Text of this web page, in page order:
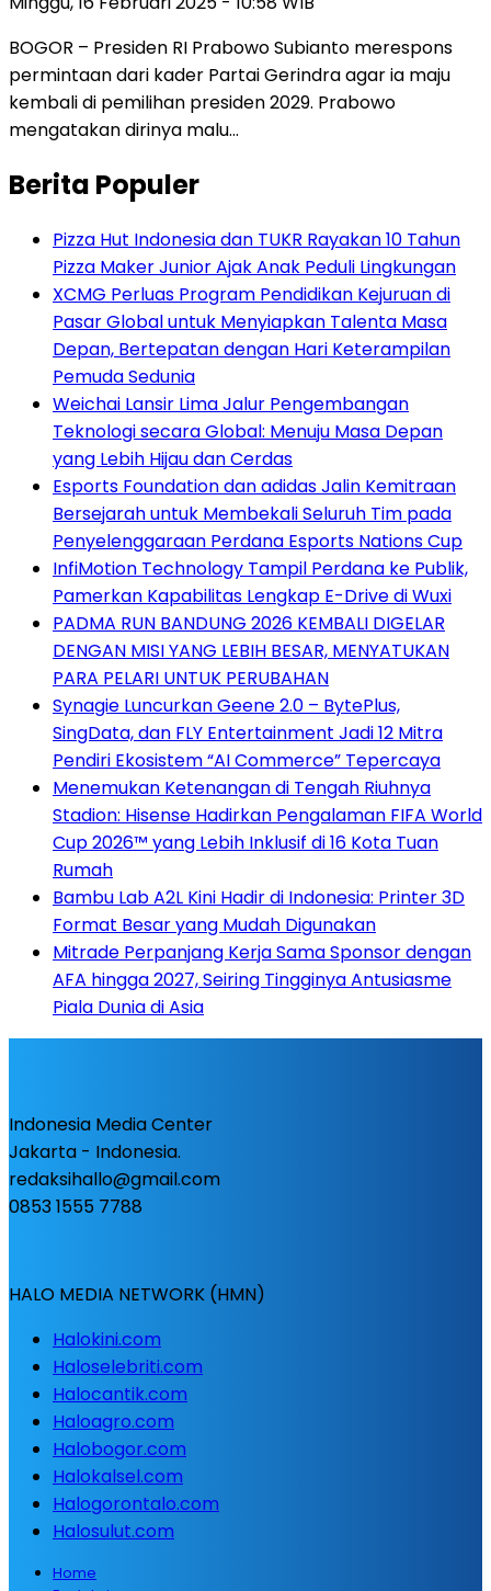
BOGOR – Presiden RI Prabowo Subianto merespons
permintaan dari kader Partai Gerindra agar ia maju
kembali di pemilihan presiden 2029. Prabowo
mengatakan dirinya malu…
Berita Populer
Pizza Hut Indonesia dan TUKR Rayakan 10 Tahun
Pizza Maker Junior Ajak Anak Peduli Lingkungan
XCMG Perluas Program Pendidikan Kejuruan di
Pasar Global untuk Menyiapkan Talenta Masa
Depan, Bertepatan dengan Hari Keterampilan
Pemuda Sedunia
Weichai Lansir Lima Jalur Pengembangan
Teknologi secara Global: Menuju Masa Depan
yang Lebih Hijau dan Cerdas
Esports Foundation dan adidas Jalin Kemitraan
Bersejarah untuk Membekali Seluruh Tim pada
Penyelenggaraan Perdana Esports Nations Cup
InfiMotion Technology Tampil Perdana ke Publik,
Pamerkan Kapabilitas Lengkap E-Drive di Wuxi
PADMA RUN BANDUNG 2026 KEMBALI DIGELAR
DENGAN MISI YANG LEBIH BESAR, MENYATUKAN
PARA PELARI UNTUK PERUBAHAN
Synagie Luncurkan Geene 2.0 – BytePlus,
SingData, dan FLY Entertainment Jadi 12 Mitra
Pendiri Ekosistem “AI Commerce” Tepercaya
Menemukan Ketenangan di Tengah Riuhnya
Stadion: Hisense Hadirkan Pengalaman FIFA World
Cup 2026™ yang Lebih Inklusif di 16 Kota Tuan
Rumah
Bambu Lab A2L Kini Hadir di Indonesia: Printer 3D
Format Besar yang Mudah Digunakan
Mitrade Perpanjang Kerja Sama Sponsor dengan
AFA hingga 2027, Seiring Tingginya Antusiasme
Piala Dunia di Asia
Indonesia Media Center
Jakarta - Indonesia.
redaksihallo@gmail.com
0853 1555 7788
HALO MEDIA NETWORK (HMN)
Halokini.com
Haloselebriti.com
Halocantik.com
Haloagro.com
Halobogor.com
Halokalsel.com
Halogorontalo.com
Halosulut.com
Home